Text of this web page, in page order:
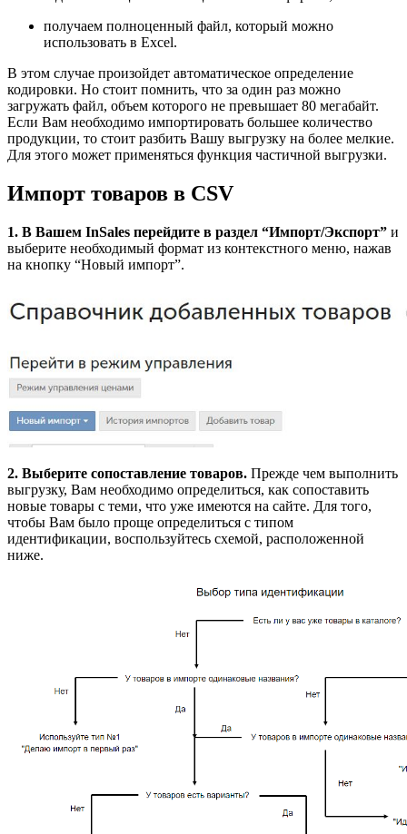
получаем полноценный файл, который можно
использовать в Excel.
В этом случае произойдет автоматическое определение
кодировки. Но стоит помнить, что за один раз можно
загружать файл, объем которого не превышает 80 мегабайт.
Если Вам необходимо импортировать большее количество
продукции, то стоит разбить Вашу выгрузку на более мелкие.
Для этого может применяться функция частичной выгрузки.
Импорт товаров в CSV
1. В Вашем InSales перейдите в раздел “Импорт/Экспорт” и
выберите необходимый формат из контекстного меню, нажав
на кнопку “Новый импорт”.
2. Выберите сопоставление товаров. Прежде чем выполнить
выгрузку, Вам необходимо определиться, как сопоставить
новые товары с теми, что уже имеются на сайте. Для того,
чтобы Вам было проще определиться с типом
идентификации, воспользуйтесь схемой, расположенной
ниже.